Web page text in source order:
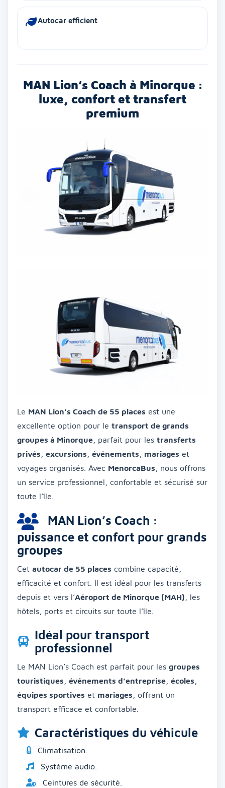
Autocar efficient
MAN Lion’s Coach à Minorque :
luxe, confort et transfert
premium
Le MAN Lion’s Coach de 55 places est une
excellente option pour le transport de grands
groupes à Minorque , parfait pour les transferts
privés
excursions événements mariages et
voyages organisés. Avec MenorcaBus , nous offrons
un service professionnel, confortable et sécurisé sur
toute l’île.
MAN Lion’s Coach :
puissance et confort pour grands
groupes
Cet autocar de 55 places combine capacité,
efficacité et confort. Il est idéal pour les transferts
depuis et vers l’Aéroport de Minorque (MAH) , les
hôtels, ports et circuits sur toute l’île.
Idéal pour transport
professionnel
Le MAN Lion’s Coach est parfait pour les groupes
touristiques
événements d’entreprise écoles
équipes sportives et mariages , offrant un
transport efficace et confortable.
Caractéristiques du véhicule
Climatisation.
Système audio.
Ceintures de sécurité.